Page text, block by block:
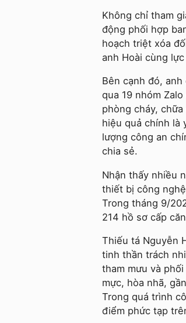
Không chỉ tham
động phối hợp
hoạch triệt xóa
anh Hoài cùng
Bên cạnh đó,
qua 19 nhóm
phòng cháy,
hiệu quả chính là
lượng công an
chia sẻ.
Nhận thấy nhiều
thiết bị công
Trong tháng 9/
214 hồ sơ cấp
Thiếu tá Nguyễn
tinh thần trách
tham mưu và
mực, hòa nhã,
Trong quá trình
điểm phức tạp